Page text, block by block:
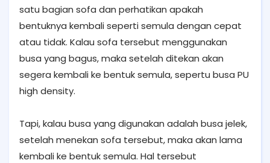
satu bagian sofa dan perhatikan apakah
bentuknya kembali seperti semula dengan cepat
atau tidak. Kalau sofa tersebut menggunakan
busa yang bagus, maka setelah ditekan akan
segera kembali ke bentuk semula, sepertu busa PU
high density.
Tapi, kalau busa yang digunakan adalah busa jelek,
setelah menekan sofa tersebut, maka akan lama
kembali ke bentuk semula. Hal tersebut